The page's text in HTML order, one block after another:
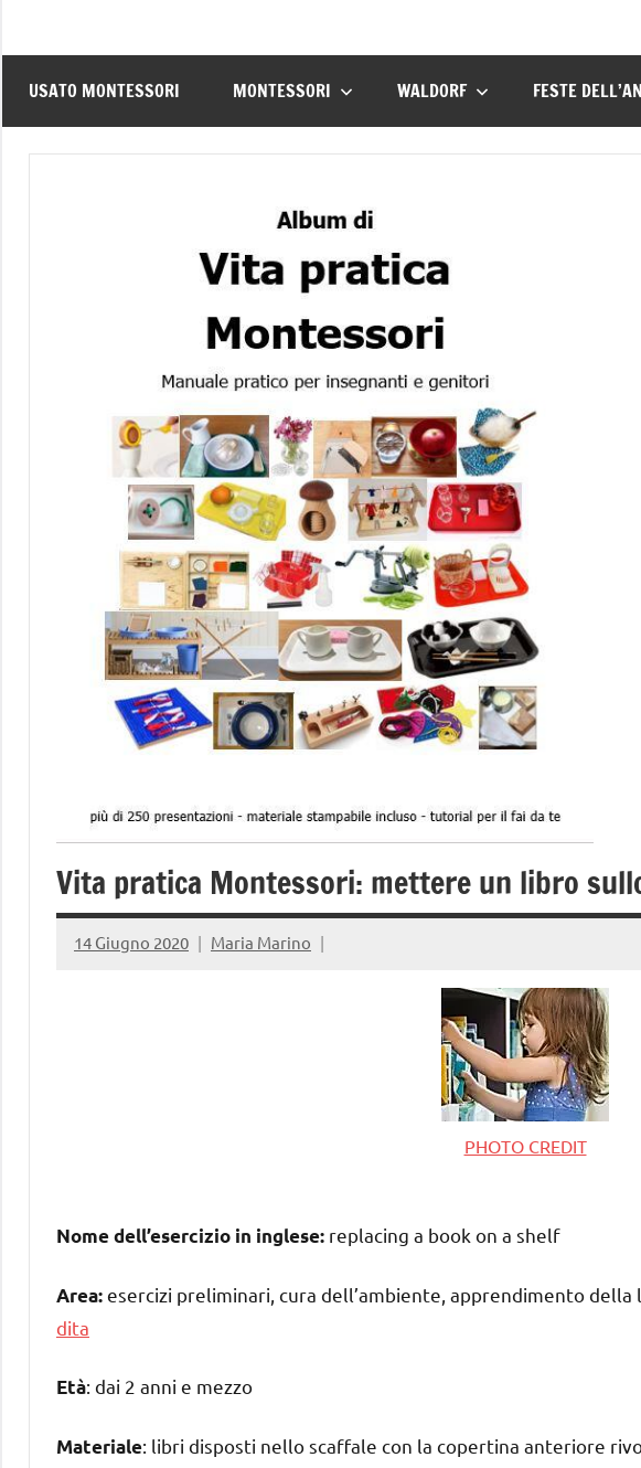
USATO MONTESSORI MONTESSORI WALDORF FESTE
Vita pratica Montessori: mettere un libro
14 Giugno 2020 Maria Marino
PHOTO CREDIT
Nome dell’esercizio in inglese: replacing a book on a shelf
Area:esercizi preliminari, cura dell’ambiente, apprendimento della
dita
Età: dai 2 anni e mezzo
Materiale: libri disposti nello scaffale con la copertina anteriore